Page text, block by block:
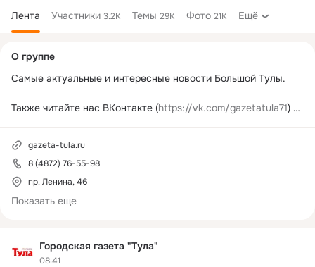
Лента Участники 3.2K Темы 29K Фото 21K Ещё
Городская газета "Тула"
08:41
колонка
О группе
Самые актуальные и интересные новости Большой Тулы.
Также читайте нас ВКонтакте (https://vk.com/gazetatula71) и
gazeta-tula.ru
8 (4872) 76-55-98
пр. Ленина, 46
Показать еще